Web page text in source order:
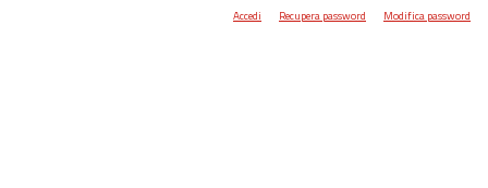
Accedi Recupera password Modifica password